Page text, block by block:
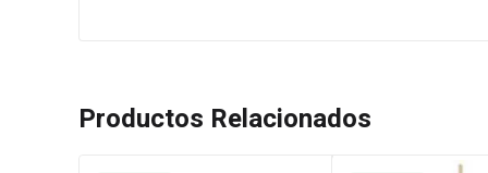
Productos Relacionados